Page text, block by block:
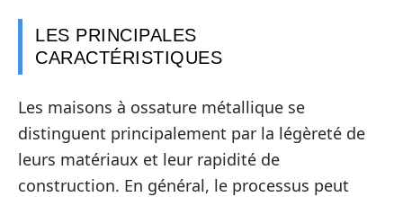
LES PRINCIPALES
CARACTÉRISTIQUES
Les maisons à ossature métallique se
distinguent principalement par la légèreté de
leurs matériaux et leur rapidité de
construction. En général, le processus peut